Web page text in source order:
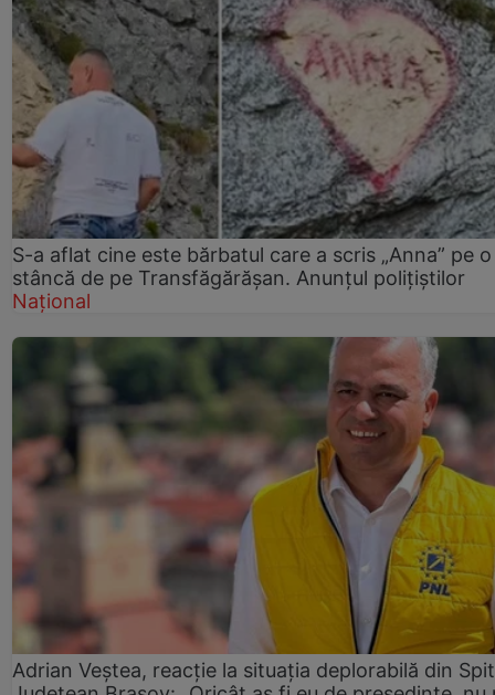
S-a aflat cine este bărbatul care a scris „Anna” pe o
stâncă de pe Transfăgărășan. Anunțul polițiștilor
Național
Adrian Veștea, reacție la situația deplorabilă din